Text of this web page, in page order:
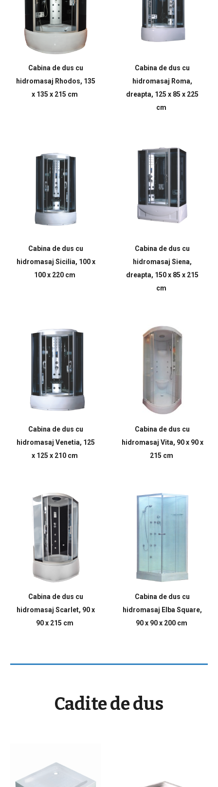
Cabina de dus cu
hidromasaj Rhodos, 135
x 135 x 215 cm
Cabina de dus cu
hidromasaj Roma,
dreapta, 125 x 85 x 225
cm
Cabina de dus cu
hidromasaj Sicilia, 100 x
100 x 220 cm
Cabina de dus cu
hidromasaj Siena,
dreapta, 150 x 85 x 215
cm
Cabina de dus cu
hidromasaj Venetia, 125
x 125 x 210 cm
Cabina de dus cu
hidromasaj Vita, 90 x 90 x
215 cm
Cabina de dus cu
hidromasaj Scarlet, 90 x
90 x 215 cm
Cabina de dus cu
hidromasaj Elba Square,
90 x 90 x 200 cm
Cadite de dus